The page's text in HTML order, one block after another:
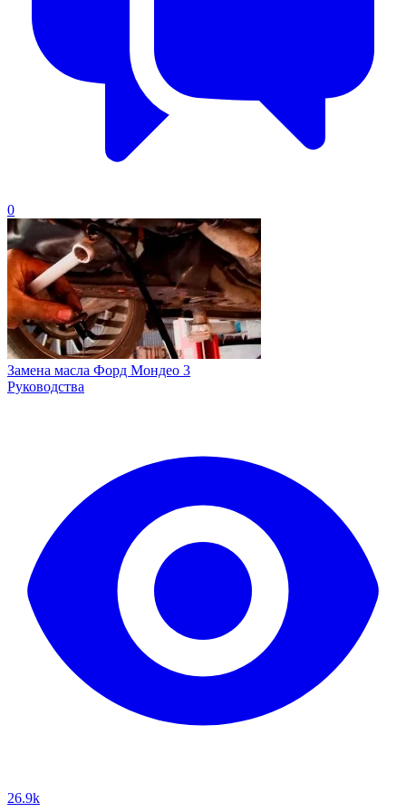
0
Замена масла Форд Мондео 3
Руководства
26.9k